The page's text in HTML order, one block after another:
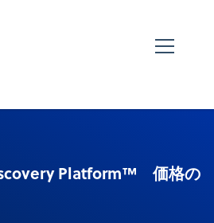
Platform™ 価格の